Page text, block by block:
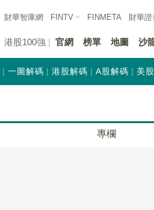
財華智庫網 FINTV FINMETA 財華證
港股100強 官網 榜單 地圖 沙
一圖解碼 港股解碼 A股解碼 美
專欄